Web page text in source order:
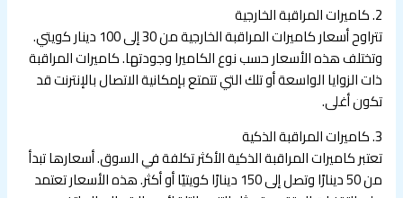
2. كاميرات المراقبة الخارجية
تتراوح أسعار كاميرات المراقبة الخارجية من 30 إلى 100 دينار كويتي.
وتختلف هذه الأسعار حسب نوع الكاميرا وجودتها. كاميرات المراقبة
ذات الزوايا الواسعة أو تلك التي تتمتع بإمكانية الاتصال بالإنترنت قد
تكون أغلى.
3. كاميرات المراقبة الذكية
تعتبر كاميرات المراقبة الذكية الأكثر تكلفة في السوق. أسعارها تبدأ
من 50 دينارًا وتصل إلى 150 دينارًا كويتيًا أو أكثر. هذه الأسعار تعتمد